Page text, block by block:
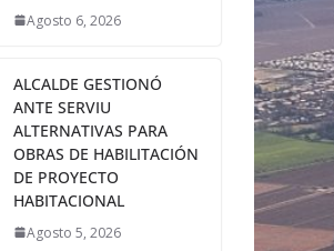
Agosto 6, 2026
ALCALDE GESTIONÓ
ANTE SERVIU
ALTERNATIVAS PARA
OBRAS DE HABILITACIÓN
DE PROYECTO
HABITACIONAL
Agosto 5, 2026